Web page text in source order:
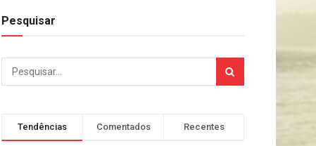
Pesquisar
Tendências Comentados Recentes